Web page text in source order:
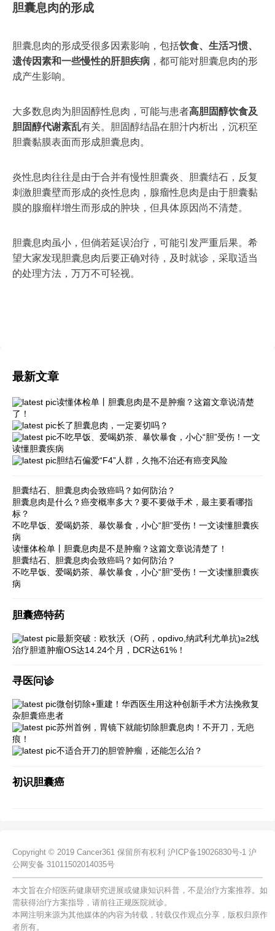
胆囊息肉的形成
胆囊息肉的形成受很多因素影响，包括饮食、生活习惯、
遗传因素和一些慢性的肝胆疾病 ，都可能对胆囊息肉的形
成产生影响。
大多数息肉为胆固醇性息肉，可能与患者高胆固醇饮食及
胆固醇代谢紊乱有关。胆固醇结晶在胆汁内析出，沉积至
胆囊黏膜表面而形成胆囊息肉。
炎性息肉往往是由于合并有慢性胆囊炎、胆囊结石，反复
刺激胆囊壁而形成的炎性息肉，腺瘤性息肉是由于胆囊黏
膜的腺瘤样增生而形成的肿块，但具体原因尚不清楚。
胆囊息肉虽小，但倘若延误治疗，可能引发严重后果。希
望大家发现胆囊息肉后要正确对待，及时就诊，采取适当
的处理方法，万万不可轻视。
最新文章
读懂体检单丨胆囊息肉是不是肿瘤？这篇文章说清楚
了！
长了胆囊息肉，一定要切吗？
不吃早饭、爱喝奶茶、暴饮暴食，小心“胆”受伤！一文
读懂胆囊疾病
胆结石偏爱“F4”人群，久拖不治还有癌变风险
胆囊结石、胆囊息肉会致癌吗？如何防治？
胆囊息肉是什么？癌变概率多大？要不要做手术，最主要看哪指
标？
不吃早饭、爱喝奶茶、暴饮暴食，小心“胆”受伤！一文读懂胆囊疾
病
读懂体检单丨胆囊息肉是不是肿瘤？这篇文章说清楚了！
胆囊结石、胆囊息肉会致癌吗？如何防治？
不吃早饭、爱喝奶茶、暴饮暴食，小心“胆”受伤！一文读懂胆囊疾
病
胆囊癌特药
最新突破：欧狄沃（O药，opdivo,纳武利尤单抗)≥2线
治疗胆道肿瘤OS达14.24个月，DCR达61%！
寻医问诊
微创切除+重建！华西医生用这种创新手术方法挽救复
杂胆囊癌患者
苏州首例，胃镜下就能切除胆囊息肉！不开刀，无疤
痕！
不适合开刀的胆管肿瘤，还能怎么治？
初识胆囊癌
Copyright © 2019 Cancer361 保留所有权利 沪ICP备19026830号-1 沪
公网安备 31011502014035号
本文旨在介绍医药健康研究进展或健康知识科普，不是治疗方案推荐。如
需获得治疗方案指导，请前往正规医院就诊。
本网注明来源为其他媒体的内容为转载，转载仅作观点分享，版权归原作
者所有。